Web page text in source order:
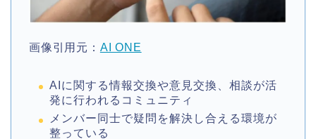
画像引用元： AI ONE
AIに関する情報交換や意見交換、相談が活
発に行われるコミュニティ
メンバー同士で疑問を解決し合える環境が
整っている